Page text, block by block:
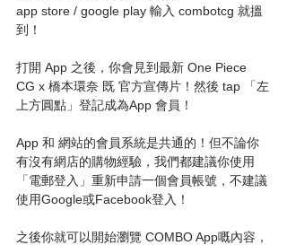
app store / google play 輸入 combotcg 就搵
到！
打開 App 之後，你會見到最新 One Piece
CG x 橋本環奈 既 官方宣傳片！然後 tap 「左
上方圓點」登記成為App 會員！
App 和 網站的會員系統是共通的！但不論你
有沒有網店的購物經驗，我們都建議你使用
「電郵登入」重新申請一個會員帳號，不建議
使用Google或Facebook登入！
之後你就可以開始瀏覽 COMBO App嘅內容，